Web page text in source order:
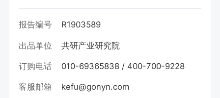
报告编号 R1903589
出品单位 共研产业研究院
订购电话 010-69365838 / 400-700-9228
客服邮箱 kefu@gonyn.com